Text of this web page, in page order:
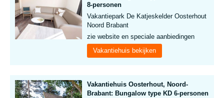
8-personen
Vakantiepark De Katjeskelder Oosterhout
Noord Brabant
zie website en speciale aanbiedingen
Vakantiehuis bekijken
Vakantiehuis Oosterhout, Noord-
Brabant: Bungalow type KD 6-personen